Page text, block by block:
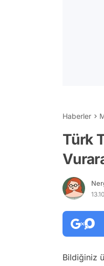
Haberler
Türk
Bildiğiniz